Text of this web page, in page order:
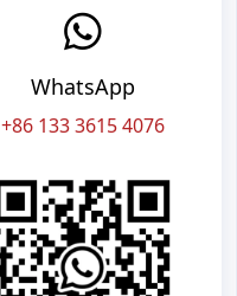
WhatsApp
+86 133 3615 4076